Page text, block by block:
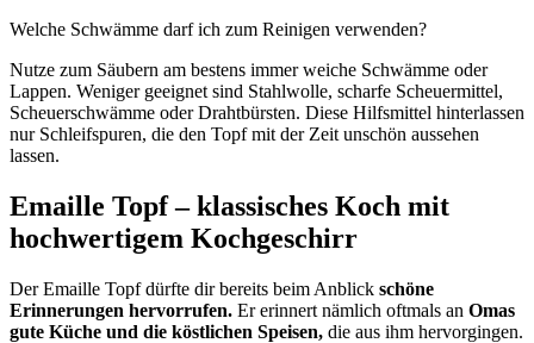
Welche Schwämme darf ich zum Reinigen verwenden?
Nutze zum Säubern am bestens immer weiche Schwämme oder
Lappen. Weniger geeignet sind Stahlwolle, scharfe Scheuermittel,
Scheuerschwämme oder Drahtbürsten. Diese Hilfsmittel hinterlassen
nur Schleifspuren, die den Topf mit der Zeit unschön aussehen
lassen.
Emaille Topf – klassisches Koch mit
hochwertigem Kochgeschirr
Der Emaille Topf dürfte dir bereits beim Anblick schöne
Erinnerungen hervorrufen. Er erinnert nämlich oftmals an Omas
gute Küche und die köstlichen Speisen, die aus ihm hervorgingen.